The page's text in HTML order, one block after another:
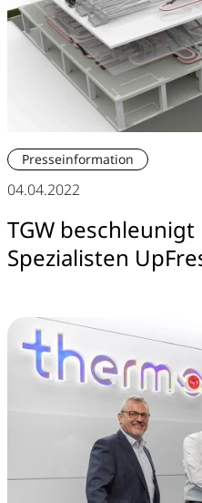
Presseinformation
04.04.2022
TGW
Spezialisten